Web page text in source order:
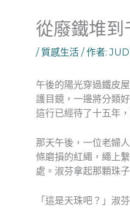
從廢鐵堆
/ 質感生活/ 作者:
午後的陽光穿過鐵皮
護目鏡，一邊將分類
這行已經待了十五年
那天午後，一位老婦
條磨損的紅繩，繩上
處。淑芬拿起那顆珠
「這是天珠吧？」淑